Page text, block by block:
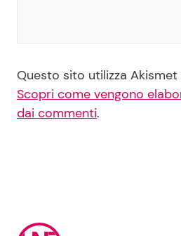
Questo sito utilizza
Scopri come vengono
dai commenti.